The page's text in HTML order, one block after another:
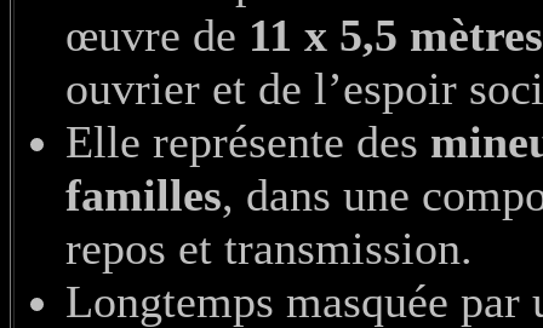
œuvre de 11 x 5,5 mètres
ouvrier et de l’espoir
Elle représente des
familles, dans une
repos et transmission.
Longtemps masquée